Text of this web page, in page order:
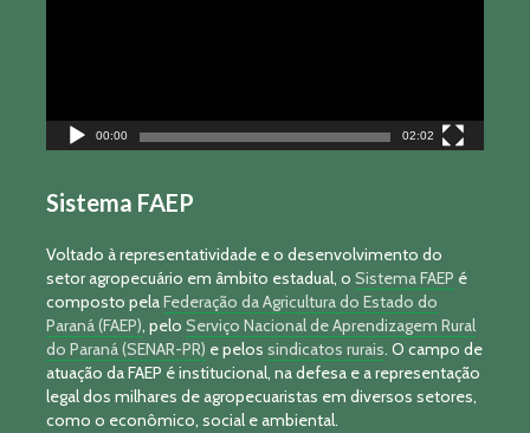
00:00 02:02
Sistema FAEP
Voltado à representatividade e o desenvolvimento do
setor agropecuário em âmbito estadual, o Sistema FAEP é
composto pelaFederação da Agricultura do Estado do
Paraná (FAEP), pelo Serviço Nacional de Aprendizagem Rural
do Paraná (SENAR-PR) e pelos sindicatos rurais. O campo de
atuação da FAEP é institucional, na defesa e a representação
legal dos milhares de agropecuaristas em diversos setores,
como o econômico, social e ambiental.